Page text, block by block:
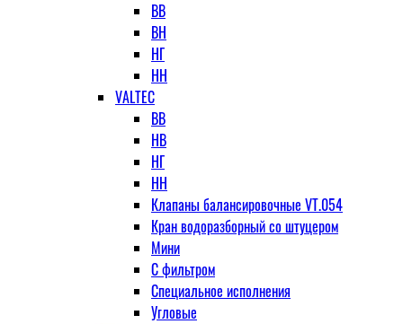
ВВ
ВН
НГ
НН
VALTEC
ВВ
НВ
НГ
НН
Клапаны балансировочные VT.054
Кран водоразборный со штуцером
Мини
С фильтром
Специальное исполнения
Угловые